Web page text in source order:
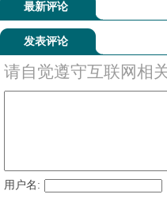
最新评论
发表评论
请自觉遵守互联网相
用户名: